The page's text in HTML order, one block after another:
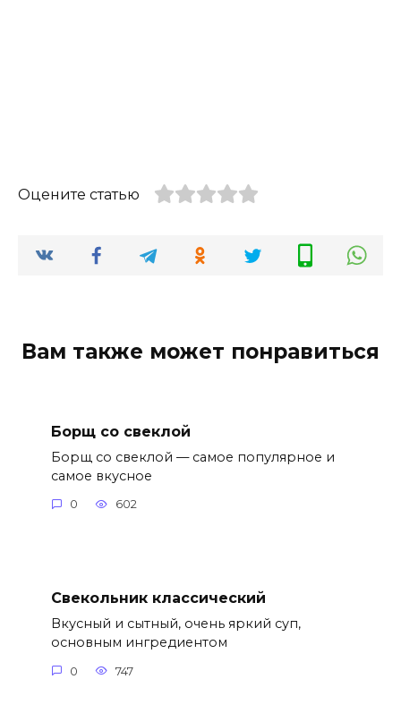
Оцените статью
Вам также может понравиться
Борщ со свеклой
Борщ со свеклой — самое популярное и
самое вкусное
0 602
Свекольник классический
Вкусный и сытный, очень яркий суп,
основным ингредиентом
0 747